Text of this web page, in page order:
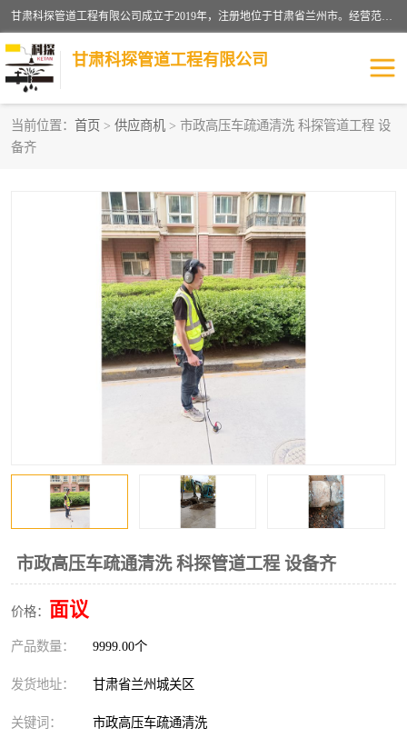
甘肃科探管道工程有限公司成立于2019年，注册地位于甘肃省兰州市。经营范围包括管道安装、清洗、疏通、维修、检测，防水工程，工程钻孔，化粪池清理，暖气安装，给排水管道安装维修，室内外管道如消防、供水、供热管道漏水检测定位，室内外防水堵漏等。
甘肃科探管道工程有限公司
当前位置： 首页 > 供应商机 > 市政高压车疏通清洗 科探管道工程 设
备齐
市政高压车疏通清洗 科探管道工程 设备齐
价格： 面议
产品数量： 9999.00个
发货地址： 甘肃省兰州城关区
关键词： 市政高压车疏通清洗
管道安装维修
漏水检查维修 消防管道漏水
供热管道漏水 排水管道漏水
自来水管漏水 管道疏通
高压车疏通清淤